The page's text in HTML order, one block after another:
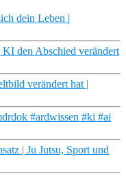
dein Leben |
den Abschied verändert
verändert hat |
#ardwissen #ki #ai
| Ju Jutsu, Sport und